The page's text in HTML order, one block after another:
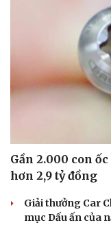
Gần 2.000 con
hơn 2,9 tỷ đồng
Giải thưởng Car
mục Dấu ấn của